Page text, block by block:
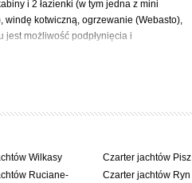
i 2 łazienki (w tym jedna z mini
windę kotwiczną, ogrzewanie (Webasto),
jest możliwość podpłynięcia i
Wilkasy
Ruciane-
Czarter jachtów Pisz
Czarter jachtów Ryn